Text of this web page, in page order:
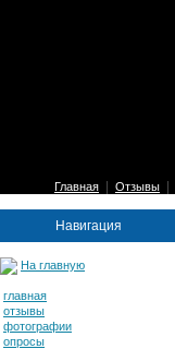
Главная Отзывы
Навигация
На главную
главная
отзывы
фотографии
опросы